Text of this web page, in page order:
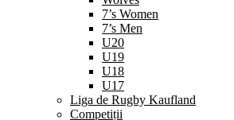
7’s Women
7’s Men
U20
U19
U18
U17
Liga de Rugby Kaufland
Competiții